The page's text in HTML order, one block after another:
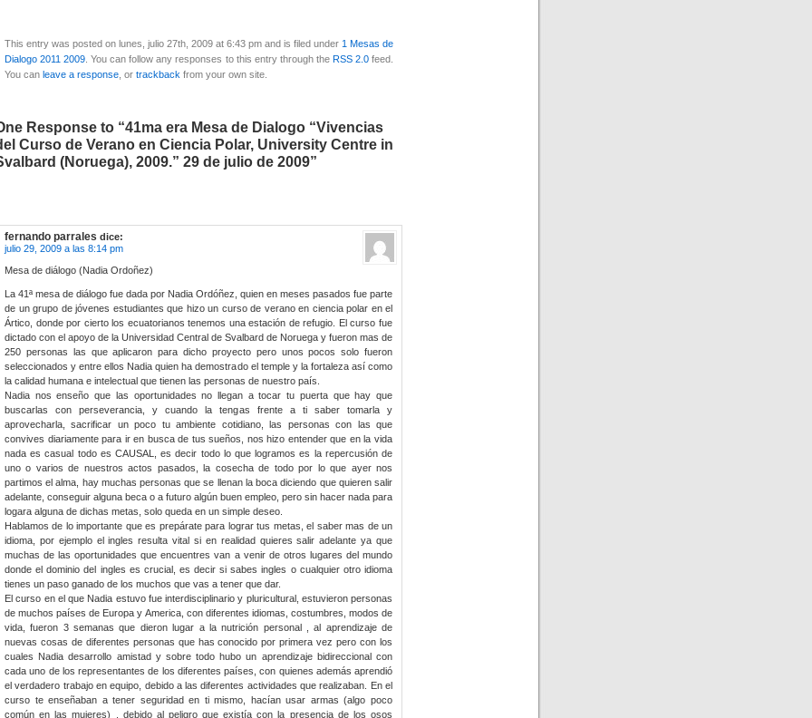
This entry was posted on lunes, julio 27th, 2009 at 6:43 pm and is filed under 1 Mesas de
Dialogo 2011 2009 . You can follow any responses to this entry through the RSS 2.0feed.
You can leave a response , or trackback from your own site.
Response to “41ma era Mesa de Dialogo “Vivencias
Curso de Verano en Ciencia Polar, University Centre in
(Noruega), 2009.” 29 de julio de 2009”
fernando parrales dice:
julio 29, 2009 a las 8:14 pm
Mesa de diálogo (Nadia Ordoñez)
La 41ª mesa de diálogo fue dada por Nadia Ordóñez, quien en meses pasados fue parte
de un grupo de jóvenes estudiantes que hizo un curso de verano en ciencia polar en el
Ártico, donde por cierto los ecuatorianos tenemos una estación de refugio. El curso fue
dictado con el apoyo de la Universidad Central de Svalbard de Noruega y fueron mas de
250 personas las que aplicaron para dicho proyecto pero unos pocos solo fueron
seleccionados y entre ellos Nadia quien ha demostrado el temple y la fortaleza así como
la calidad humana e intelectual que tienen las personas de nuestro país.
Nadia nos enseño que las oportunidades no llegan a tocar tu puerta que hay que
buscarlas con perseverancia, y cuando la tengas frente a ti saber tomarla y
aprovecharla, sacrificar un poco tu ambiente cotidiano, las personas con las que
convives diariamente para ir en busca de tus sueños, nos hizo entender que en la vida
nada es casual todo es CAUSAL, es decir todo lo que logramos es la repercusión de
uno o varios de nuestros actos pasados, la cosecha de todo por lo que ayer nos
partimos el alma, hay muchas personas que se llenan la boca diciendo que quieren salir
adelante, conseguir alguna beca o a futuro algún buen empleo, pero sin hacer nada para
logara alguna de dichas metas, solo queda en un simple deseo.
Hablamos de lo importante que es prepárate para lograr tus metas, el saber mas de un
idioma, por ejemplo el ingles resulta vital si en realidad quieres salir adelante ya que
muchas de las oportunidades que encuentres van a venir de otros lugares del mundo
donde el dominio del ingles es crucial, es decir si sabes ingles o cualquier otro idioma
tienes un paso ganado de los muchos que vas a tener que dar.
El curso en el que Nadia estuvo fue interdisciplinario y pluricultural, estuvieron personas
de muchos países de Europa y America, con diferentes idiomas, costumbres, modos de
vida, fueron 3 semanas que dieron lugar a la nutrición personal , al aprendizaje de
nuevas cosas de diferentes personas que has conocido por primera vez pero con los
cuales Nadia desarrollo amistad y sobre todo hubo un aprendizaje bidireccional con
cada uno de los representantes de los diferentes países, con quienes además aprendió
el verdadero trabajo en equipo, debido a las diferentes actividades que realizaban. En el
curso te enseñaban a tener seguridad en ti mismo, hacían usar armas (algo poco
común en las mujeres) , debido al peligro que existía con la presencia de los osos